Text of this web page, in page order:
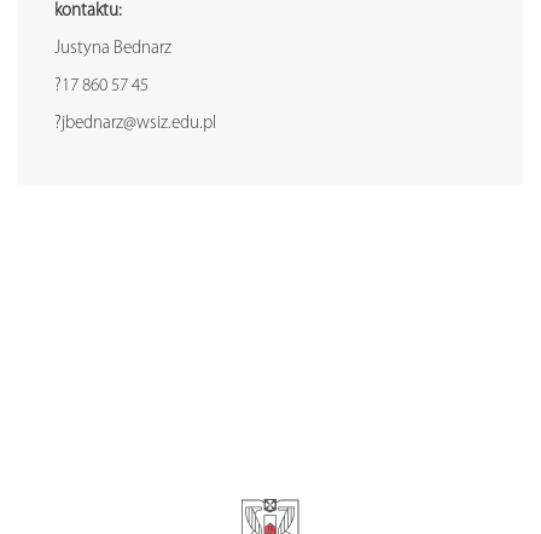
kontaktu:
Justyna Bednarz
?17 860 57 45
?jbednarz@wsiz.edu.pl